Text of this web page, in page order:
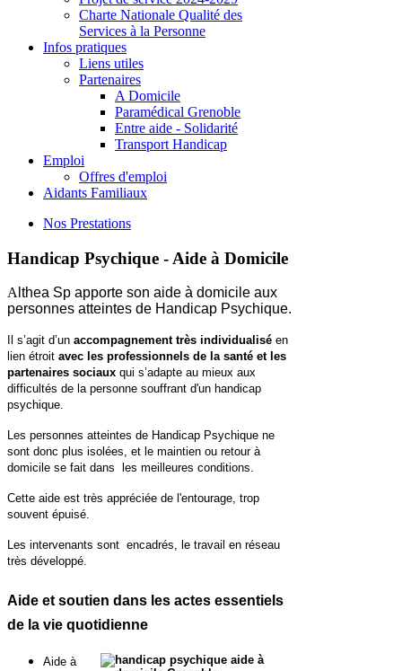
Charte Nationale Qualité des
Services à la Personne
Infos pratiques
Liens utiles
Partenaires
A Domicile
Paramédical Grenoble
Entre aide - Solidarité
Transport Handicap
Emploi
Offres d'emploi
Aidants Familiaux
Nos Prestations
Handicap Psychique - Aide à Domicile
A lthea Sp apporte son aide à domicile aux
personnes atteintes de Handicap Psychique.
Il s’agit d’un accompagnement très individualisé en
lien étroit avec les professionnels de la santé et les
partenaires sociaux qui s’adapte au mieux aux
difficultés de la personne souffrant d'un handicap
psychique.
Les personnes atteintes de Handicap Psychique ne
sont donc plus isolées, et le maintien ou retour à
domicile se fait dans les meilleures conditions.
Cette aide est très appréciée de l'entourage, trop
souvent épuisé.
Les intervenants sont encadrés, le travail en réseau
très développé.
Aide et soutien dans les actes essentiels
de la vie quotidienne
Aide à